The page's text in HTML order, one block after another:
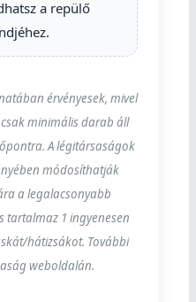
a repülő
érvényesek, mivel
minimális darab áll
A légitársaságok
módosíthatják
a legalacsonyabb
tartalmaz 1 ingyenesen
hátizsákot. További
weboldalán.